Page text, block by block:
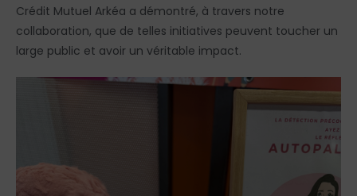
Crédit Mutuel Arkéa a démontré, à travers notre
collaboration, que de telles initiatives peuvent toucher un
large public et avoir un véritable impact.